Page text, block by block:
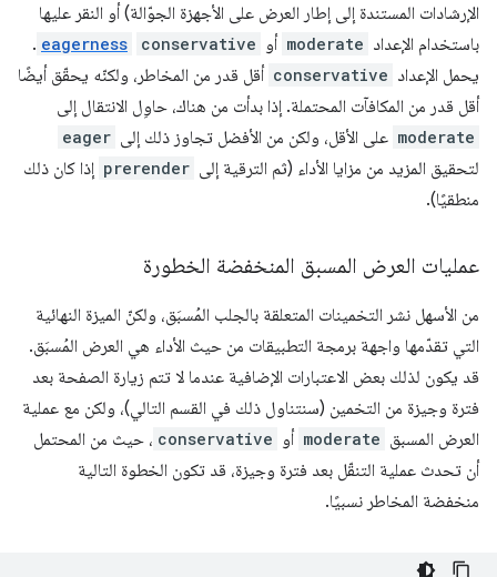
الإرشادات المستندة إلى إطار العرض على الأجهزة الجوّالة) أو النقر عليها
باستخدام الإعداد moderate أو conservative
eagerness
.
يحمل الإعداد conservative أقل قدر من المخاطر، ولكنّه يحقّق أيضًا
أقل قدر من المكافآت المحتملة. إذا بدأت من هناك، حاوِل الانتقال إلى
moderate على الأقل، ولكن من الأفضل تجاوز ذلك إلى eager
لتحقيق المزيد من مزايا الأداء (ثم الترقية إلى prerender إذا كان ذلك
منطقيًا).
عمليات العرض المسبق المنخفضة الخطورة
من الأسهل نشر التخمينات المتعلقة بالجلب المُسبَق، ولكنّ الميزة النهائية
التي تقدّمها واجهة برمجة التطبيقات من حيث الأداء هي العرض المُسبَق.
قد يكون لذلك بعض الاعتبارات الإضافية عندما لا تتم زيارة الصفحة بعد
فترة وجيزة من التخمين (سنتناول ذلك في القسم التالي)، ولكن مع عملية
العرض المسبق moderate أو conservative ، حيث من المحتمل
أن تحدث عملية التنقّل بعد فترة وجيزة، قد تكون الخطوة التالية
منخفضة المخاطر نسبيًا.